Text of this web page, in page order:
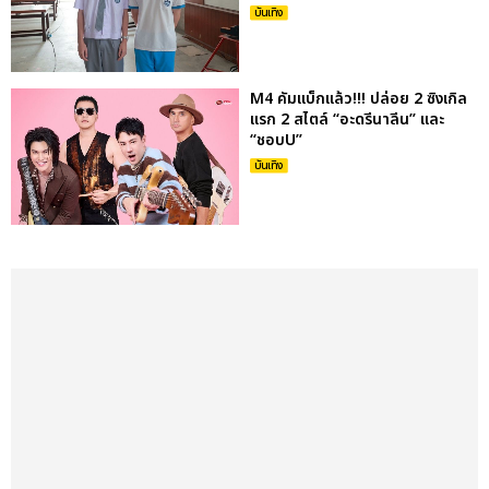
บันเทิง
M4 คัมแบ็กแล้ว!!! ปล่อย 2 ซิงเกิล
แรก 2 สไตล์ “อะดรีนาลีน” และ
“ชอบU”
บันเทิง